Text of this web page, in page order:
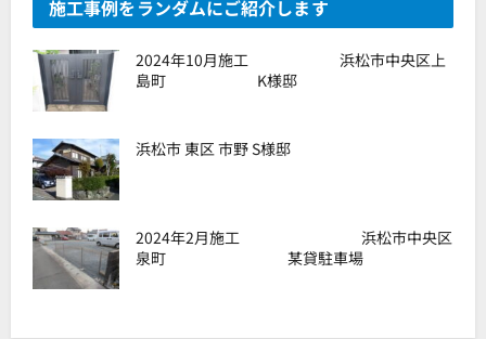
施工事例をランダムにご紹介します
2024年10月施工 浜松市中央区上
島町 K様邸
浜松市 東区 市野 S様邸
2024年2月施工 浜松市中央区
泉町 某貸駐車場